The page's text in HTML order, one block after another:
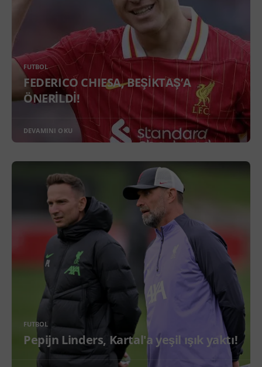
FUTBOL
FEDERICO CHIESA, BEŞİKTAŞ’A
ÖNERİLDİ!
DEVAMINI OKU
FUTBOL
Pepijn Linders, Kartal'a yeşil ışık yaktı!